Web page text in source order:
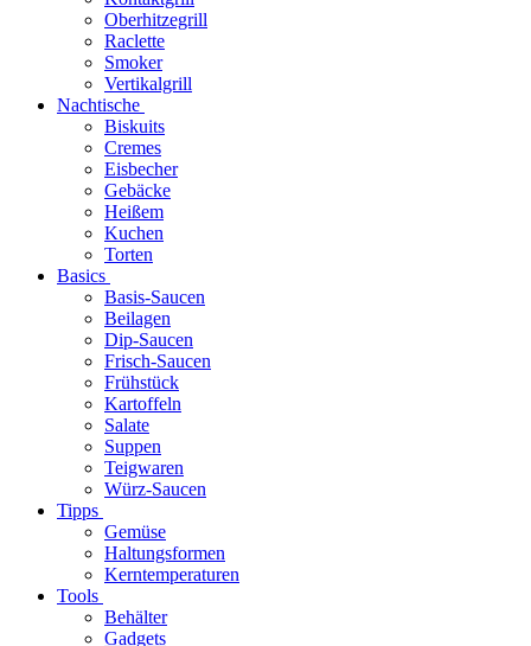
Oberhitzegrill
Raclette
Smoker
Vertikalgrill
Nachtische
Biskuits
Cremes
Eisbecher
Gebäcke
Heißem
Kuchen
Torten
Basics
Basis-Saucen
Beilagen
Dip-Saucen
Frisch-Saucen
Frühstück
Kartoffeln
Salate
Suppen
Teigwaren
Würz-Saucen
Tipps
Gemüse
Haltungsformen
Kerntemperaturen
Tools
Behälter
Gadgets